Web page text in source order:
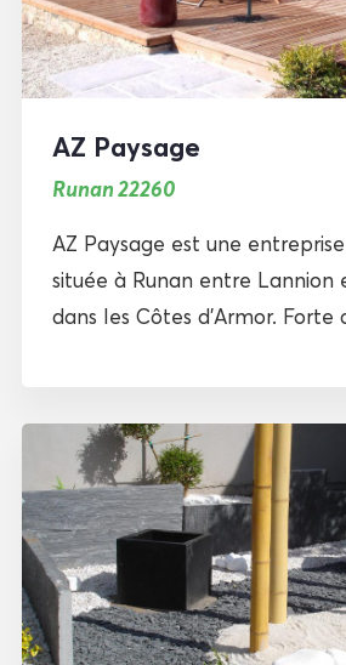
AZ Paysage
Runan 22260
AZ Paysage est une
située à Runan entre Lannion
dans les Côtes d’Armor. Forte